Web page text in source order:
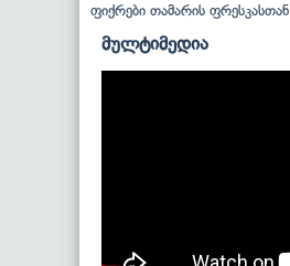
ფიქრები თამარის ფრესკასთან
მულტიმედია